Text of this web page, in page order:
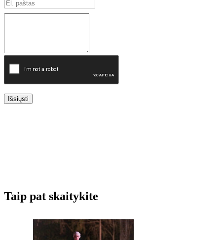
Išsiųsti
Taip pat skaitykite